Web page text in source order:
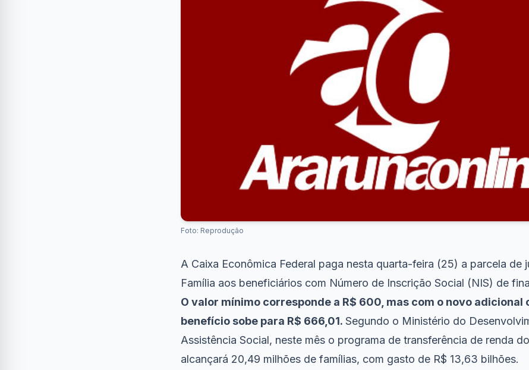
Foto: Reprodução
A Caixa Econômica Federal paga nesta quarta-feira (25) a parcela de
Família aos beneficiários com Número de Inscrição Social (NIS) de
O valor mínimo corresponde a R$ 600, mas com o novo adicional
benefício sobe para R$ 666,01. Segundo o Ministério do
Assistência Social, neste mês o programa de transferência de renda
alcançará 20,49 milhões de famílias, com gasto de R$ 13,63 bilhões.